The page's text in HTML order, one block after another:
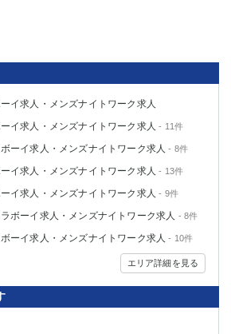
イ求人・メンズナイトワーク求人
イ求人・メンズナイトワーク求人 - 11件
ーイ求人・メンズナイトワーク求人 - 8件
イ求人・メンズナイトワーク求人 - 13件
イ求人・メンズナイトワーク求人 - 9件
ボーイ求人・メンズナイトワーク求人 - 8件
ーイ求人・メンズナイトワーク求人 - 10件
エリア詳細を見る